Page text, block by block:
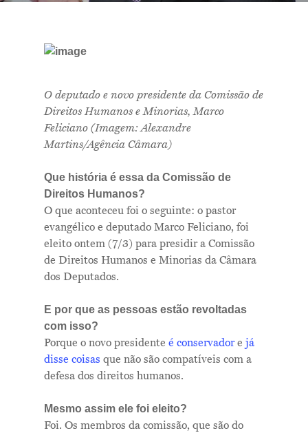
O deputado e novo presidente da Comissão de
Direitos Humanos e Minorias, Marco
Feliciano (Imagem: Alexandre
Martins/Agência Câmara)
Que história é essa da Comissão de
Direitos Humanos?
O que aconteceu foi o seguinte: o pastor
evangélico e deputado Marco Feliciano, foi
eleito ontem (7/3) para presidir a Comissão
de Direitos Humanos e Minorias da Câmara
dos Deputados.
E por que as pessoas estão revoltadas
com isso?
Porque o novo presidente é conservadore já
disse coisas que não são compatíveis com a
defesa dos direitos humanos.
Mesmo assim ele foi eleito?
Foi. Os membros da comissão, que são do